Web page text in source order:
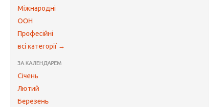
Міжнародні
ООН
Професійні
всі категорії →
ЗА КАЛЕНДАРЕМ
Січень
Лютий
Березень